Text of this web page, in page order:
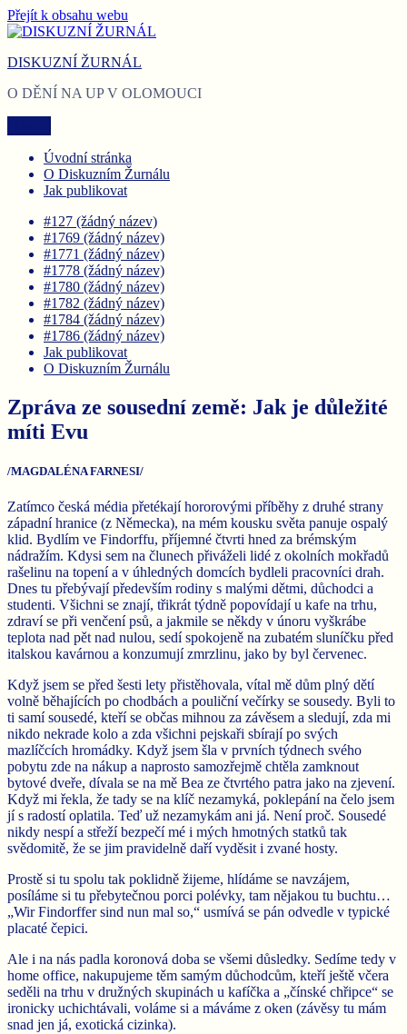
Přejít k obsahu webu
DISKUZNÍ ŽURNÁL
O DĚNÍ NA UP V OLOMOUCI
Úvodní stránka
O Diskuzním Žurnálu
Jak publikovat
#127 (žádný název)
#1769 (žádný název)
#1771 (žádný název)
#1778 (žádný název)
#1780 (žádný název)
#1782 (žádný název)
#1784 (žádný název)
#1786 (žádný název)
Jak publikovat
O Diskuzním Žurnálu
Zpráva ze sousední země: Jak je důležité
míti Evu
/MAGDALÉNA FARNESI/
Zatímco česká média přetékají hororovými příběhy z druhé strany
západní hranice (z Německa), na mém kousku světa panuje ospalý
klid. Bydlím ve Findorffu, příjemné čtvrti hned za brémským
nádražím. Kdysi sem na člunech přiváželi lidé z okolních mokřadů
rašelinu na topení a v úhledných domcích bydleli pracovníci drah.
Dnes tu přebývají především rodiny s malými dětmi, důchodci a
studenti. Všichni se znají, třikrát týdně popovídají u kafe na trhu,
zdraví se při venčení psů, a jakmile se někdy v únoru vyškrábe
teplota nad pět nad nulou, sedí spokojeně na zubatém sluníčku před
italskou kavárnou a konzumují zmrzlinu, jako by byl červenec.
Když jsem se před šesti lety přistěhovala, vítal mě dům plný dětí
volně běhajících po chodbách a pouliční večírky se sousedy. Byli to
ti samí sousedé, kteří se občas mihnou za závěsem a sledují, zda mi
nikdo nekrade kolo a zda všichni pejskaři sbírají po svých
mazlíčcích hromádky. Když jsem šla v prvních týdnech svého
pobytu zde na nákup a naprosto samozřejmě chtěla zamknout
bytové dveře, dívala se na mě Bea ze čtvrtého patra jako na zjevení.
Když mi řekla, že tady se na klíč nezamyká, poklepání na čelo jsem
jí s radostí oplatila. Teď už nezamykám ani já. Není proč. Sousedé
nikdy nespí a střeží bezpečí mé i mých hmotných statků tak
svědomitě, že se jim pravidelně daří vyděsit i zvané hosty.
Prostě si tu spolu tak poklidně žijeme, hlídáme se navzájem,
posíláme si tu přebytečnou porci polévky, tam nějakou tu buchtu…
„Wir Findorffer sind nun mal so,“ usmívá se pán odvedle v typické
placaté čepici.
Ale i na nás padla koronová doba se všemi důsledky. Sedíme tedy v
home office, nakupujeme těm samým důchodcům, kteří ještě včera
seděli na trhu v družných skupinách u kafíčka a „čínské chřipce“ se
ironicky uchichtávali, voláme si a máváme z oken (závěsy tu mám
snad jen já, exotická cizinka).